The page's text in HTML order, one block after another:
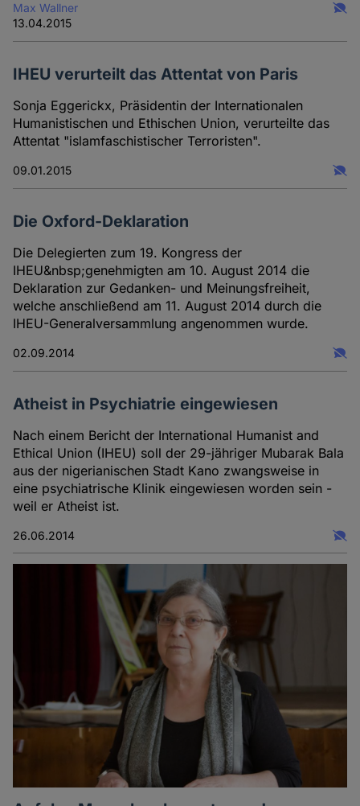
Max Wallner
13.04.2015
IHEU verurteilt das Attentat von Paris
Sonja Eggerickx, Präsidentin der Internationalen
Humanistischen und Ethischen Union, verurteilte das
Attentat "islamfaschistischer Terroristen".
09.01.2015
Die Oxford-Deklaration
Die Delegierten zum 19. Kongress der
IHEU&nbsp;genehmigten am 10. August 2014 die
Deklaration zur Gedanken- und Meinungsfreiheit,
welche anschließend am 11. August 2014 durch die
IHEU-Generalversammlung angenommen wurde.
02.09.2014
Atheist in Psychiatrie eingewiesen
Nach einem Bericht der International Humanist and
Ethical Union (IHEU) soll der 29-jähriger Mubarak Bala
aus der nigerianischen Stadt Kano zwangsweise in
eine psychiatrische Klinik eingewiesen worden sein -
weil er Atheist ist.
26.06.2014